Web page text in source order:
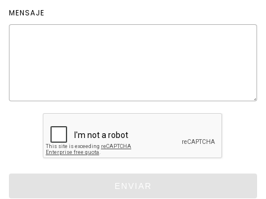
MENSAJE
ENVIAR